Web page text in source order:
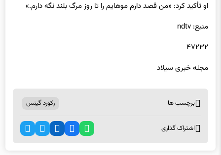
او تأکید کرد: «من قصد دارم موهایم را تا روز مرگ بلند نگه دارم.»
منبع: ndtv
۴۷۲۳۲
مجله خبری سیلاد
برچسب ها رکورد گینس
اشتراک گذاری